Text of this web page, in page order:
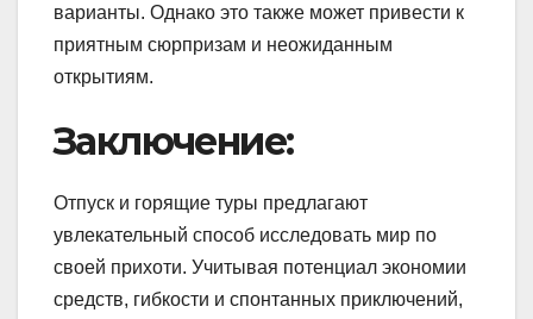
варианты. Однако это также может привести к
приятным сюрпризам и неожиданным
открытиям.
Заключение:
Отпуск и горящие туры предлагают
увлекательный способ исследовать мир по
своей прихоти. Учитывая потенциал экономии
средств, гибкости и спонтанных приключений,